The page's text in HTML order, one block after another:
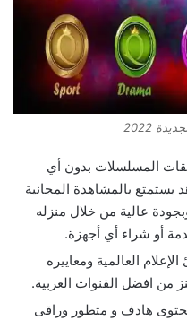
2022
المسلسلات بدون أي
يستمتع بالمشاهدة المجانية
عالية من خلال منزله
أو شراء أي أجهزة.
العالمية ومعاييره
من افضل القنوات العربية.
هادف و متطور وراقى